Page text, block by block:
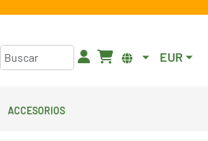
EUR
Accesorios